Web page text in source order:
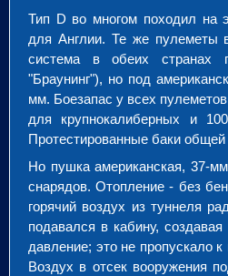
Тип D во многом походил на
для Англии. Те же пулеметы
система в обеих странах
"Браунинг"), но под
мм. Боезапас у всех
для крупнокалиберных и
Протестированные баки
Но пушка американская, 37-
снарядов. Отопление - без
горячий воздух из туннеля
подавался в кабину,
давление; это не пропускало
Воздух в отсек вооружения